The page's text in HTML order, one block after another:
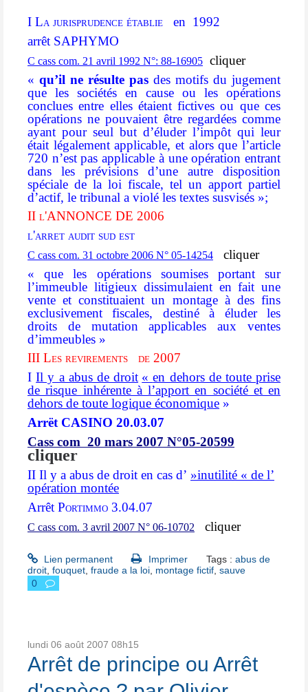
I La jurisprudence établie en 1992
arrêt SAPHYMO
C cass com. 21 avril 1992 N°: 88-16905 cliquer
« qu’il ne résulte pas des motifs du jugement
que les sociétés en cause ou les opérations
conclues entre elles étaient fictives ou que ces
opérations ne pouvaient être regardées comme
ayant pour seul but d’éluder l’impôt qui leur
était légalement applicable, et alors que l’article
720 n’est pas applicable à une opération entrant
dans les prévisions d’une autre disposition
spéciale de la loi fiscale, tel un apport partiel
d’actif, le tribunal a violé les textes susvisés »;
II l'ANNONCE DE 2006
l'arret audit sud est
C cass com. 31 octobre 2006 N° 05-14254
cliquer
« que les opérations soumises portant sur
l’immeuble litigieux dissimulaient en fait une
vente et constituaient un montage à des fins
exclusivement fiscales, destiné à éluder les
droits de mutation applicables aux ventes
d’immeubles »
III Les revirements
de 2007
IIl y a abus de droit «en dehors de toute prise
de risque inhérente à l’apport en société et en
dehors de toute logique économique »
Arrët CASINO 20.03.07
Cass com 20 mars 2007 N°05-20599
cliquer
II Il y a abus de droit en cas d’ »inutilité « de l’
opération montée
Arrêt Portimmo 3.04.07
C cass com. 3 avril 2007 N° 06-10702 cliquer
Lien permanent Imprimer Tags : abus de
droit, fouquet, fraude a la loi, montage fictif, sauve
0
lundi 06 août 2007 08h15
Arrêt de principe ou Arrêt